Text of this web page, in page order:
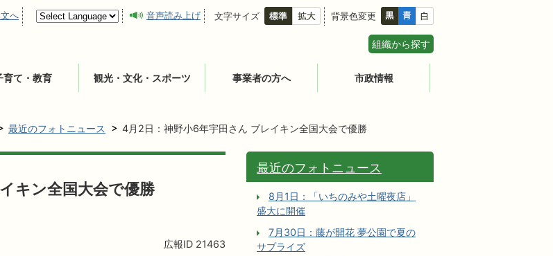
へ 音声読み上げ 文字サイズ 背景色変更
組織から探す
育て・教育 観光・文化・スポーツ 事業者の方へ 市政情報
最近のフォトニュース 4月2日：神野小6年宇田さん ブレイキン全国大会で優勝
キン全国大会で優勝
広報ID 21463
最近のフォトニュース
8月1日：「いちのみや土曜夜店」
盛大に開催
7月30日：藤が開花 夢公園で夏の
サプライズ